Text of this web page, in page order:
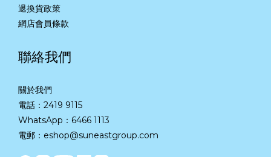
退換貨政策
網店會員條款
聯絡我們
關於我們
電話：2419 9115
WhatsApp： 6466 1113
電郵：eshop@suneastgroup.com